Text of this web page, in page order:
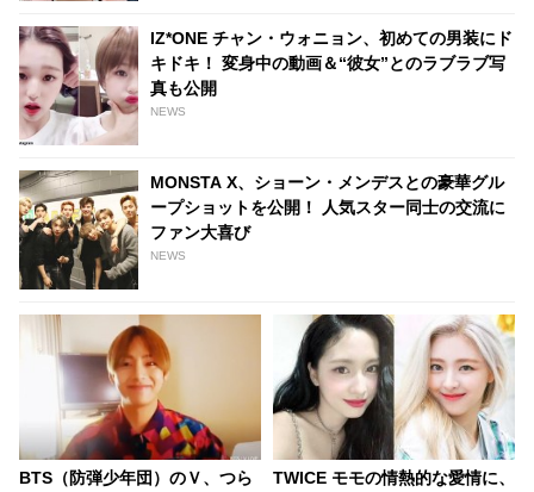
IZ*ONE チャン・ウォニョン、初めての男装にド
キドキ！ 変身中の動画＆“彼女”とのラブラブ写
真も公開
NEWS
MONSTA X、ショーン・メンデスとの豪華グル
ープショットを公開！ 人気スター同士の交流に
ファン大喜び
NEWS
BTS（防弾少年団）のＶ、つら
TWICE モモの情熱的な愛情に、